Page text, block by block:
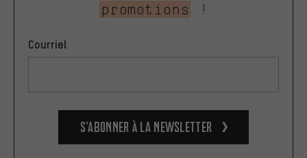
promotions
!
Courriel
S’abonner à la newsletter